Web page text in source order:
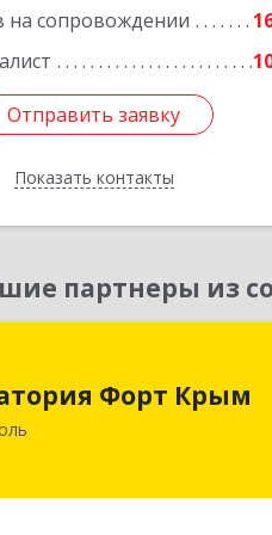
на сопровождении
Отправить заявку
Показать контакты
Отправить заявку
Назад
партнеры из
Форт Крым
Крым Респ, Симферополь г,
ул, дом № 79, оф.902